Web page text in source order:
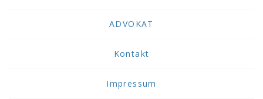
ADVOKAT
Kontakt
Impressum